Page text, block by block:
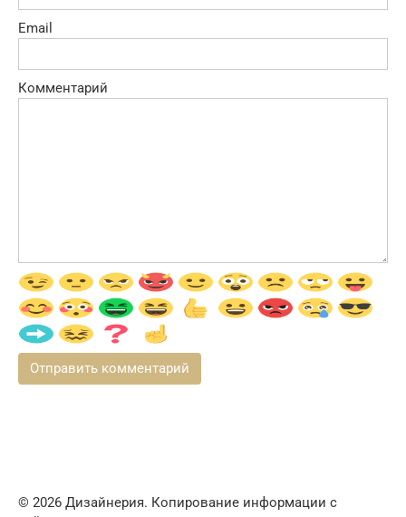
Email
Комментарий
© 2026 Дизайнерия. Копирование информации с